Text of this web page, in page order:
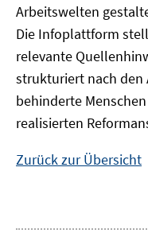
Arbeitswelten
Die Infoplattform
relevante
strukturiert nach den
behinderte
realisierten
Zurück zur Übersicht